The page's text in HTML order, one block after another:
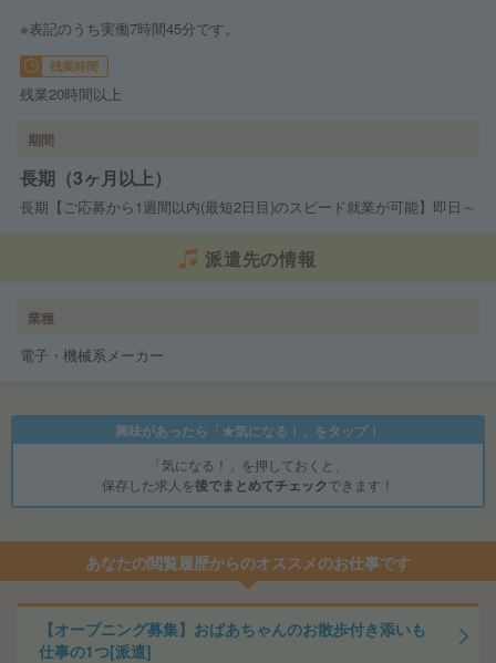
※表記のうち実働7時間45分です。
残業時間
残業20時間以上
期間
長期（3ヶ月以上）
長期【ご応募から1週間以内(最短2日目)のスピード就業が可能】即日～
派遣先の情報
業種
電子・機械系メーカー
興味があったら「★気になる！」をタップ！
「気になる！」を押しておくと、
保存した求人を後でまとめてチェックできます！
あなたの閲覧履歴からのオススメのお仕事です
【オープニング募集】おばあちゃんのお散歩付き添いも
仕事の1つ[派遣]